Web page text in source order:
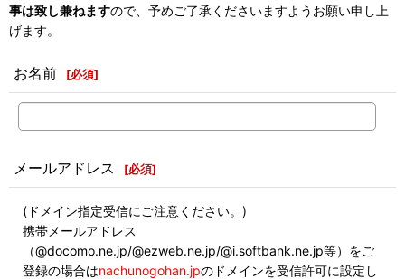
事は致し兼ねますので、予めご了承くださいますようお願い申し上
げます。
お名前 [必須]
メールアドレス [必須]
(ドメイン指定受信にご注意ください。)
携帯メールアドレス
（@docomo.ne.jp/@ezweb.ne.jp/@i.softbank.ne.jp等）をご
登録の場合はnachunogohan.jpのドメインを受信許可に設定し